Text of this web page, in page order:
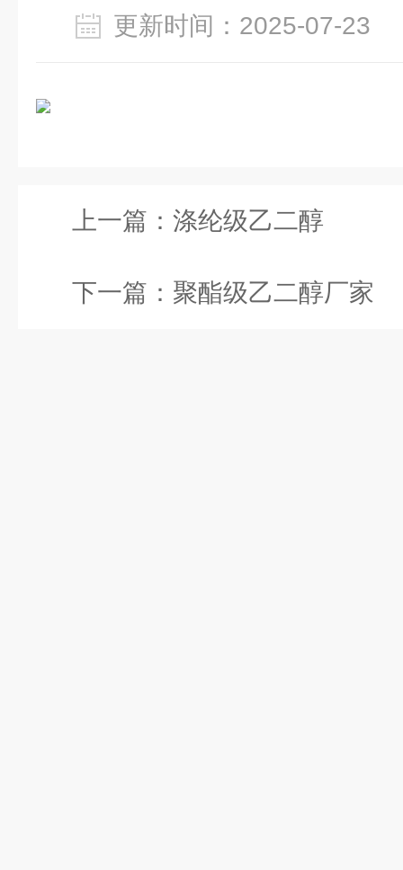
更新时间：2025-07-
上一篇： 涤纶级乙二醇
下一篇： 聚酯级乙二醇厂家